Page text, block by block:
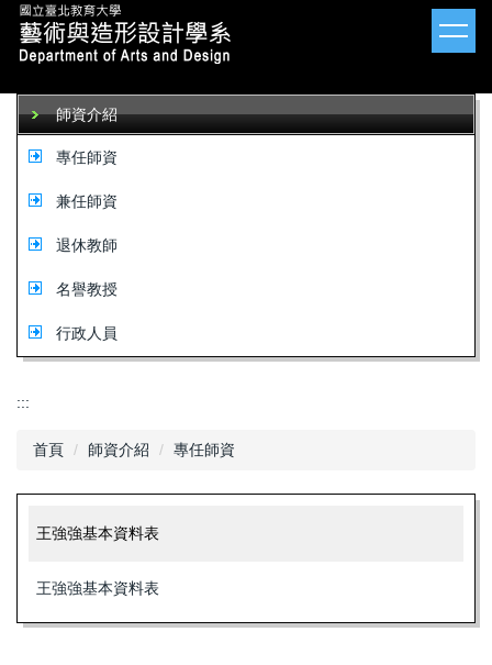
跳
到
主
容
師資介紹
專任師資
兼任師資
退休教師
名譽教授
行政人員
:::
首頁 師資介紹 專任師資
王強強基本資料表
王強強基本資料表